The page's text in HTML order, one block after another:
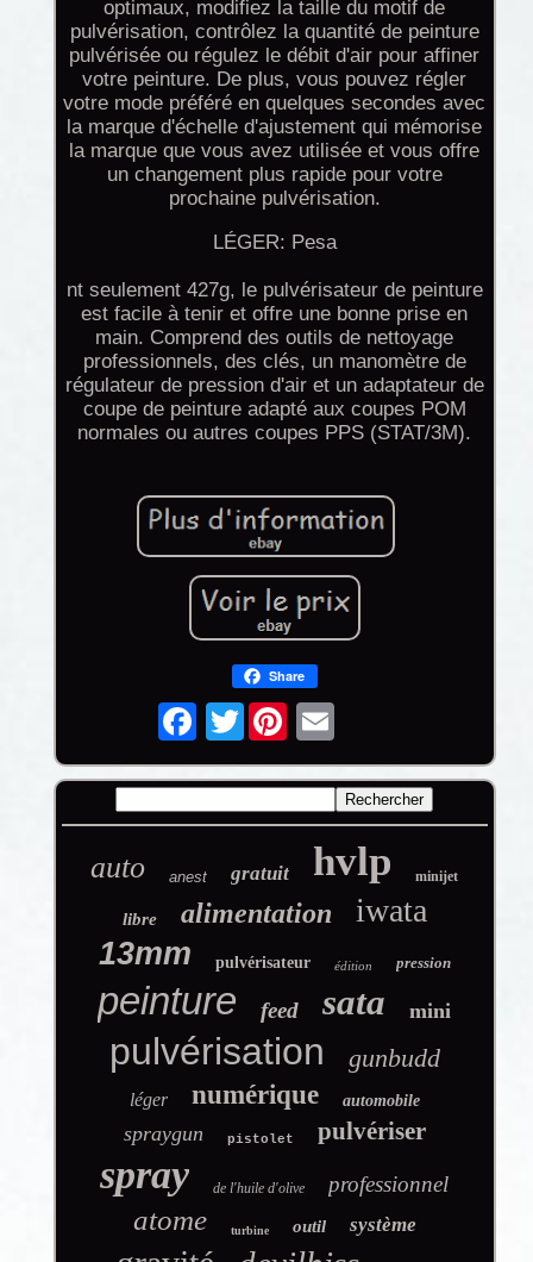
optimaux, modifiez la taille du motif de
pulvérisation, contrôlez la quantité de peinture
pulvérisée ou régulez le débit d'air pour affiner
votre peinture. De plus, vous pouvez régler
votre mode préféré en quelques secondes avec
la marque d'échelle d'ajustement qui mémorise
la marque que vous avez utilisée et vous offre
un changement plus rapide pour votre
prochaine pulvérisation.
LÉGER: Pesa
nt seulement 427g, le pulvérisateur de peinture
est facile à tenir et offre une bonne prise en
main. Comprend des outils de nettoyage
professionnels, des clés, un manomètre de
régulateur de pression d'air et un adaptateur de
coupe de peinture adapté aux coupes POM
normales ou autres coupes PPS (STAT/3M).
Share
Twitter
auto anest gratuit hvlp minijet
libre alimentation iwata
13mm pulvérisateur édition pression
peinture feed sata mini
pulvérisation gunbudd
léger numérique automobile
spraygun pistolet pulvériser
spray de l'huile d'olive professionnel
atome turbine outil système